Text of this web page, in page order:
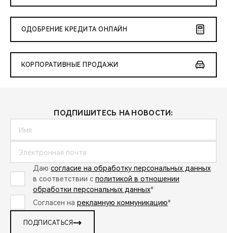
ОДОБРЕНИЕ КРЕДИТА ОНЛАЙН
КОРПОРАТИВНЫЕ ПРОДАЖИ
ПОДПИШИТЕСЬ НА НОВОСТИ:
Даю согласие на обработку персональных данных
в соответствии с политикой в отношении
обработки персональных данных*
Согласен на рекламную коммуникацию*
ПОДПИСАТЬСЯ